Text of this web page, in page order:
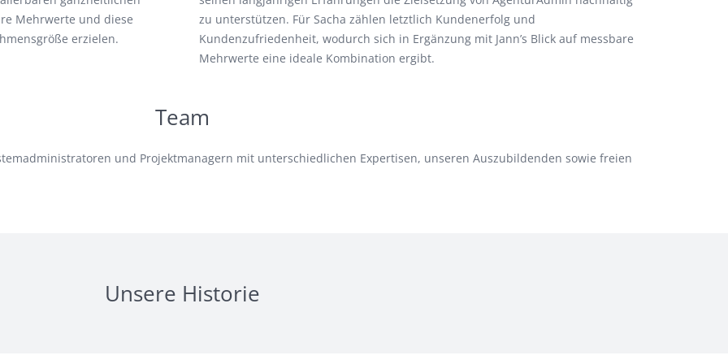
Mehrwerte und diese
erzielen.
zu unterstützen. Für Sacha zählen letztlich Kundenerfolg und
Kundenzufriedenheit, wodurch sich in Ergänzung mit Jann’s Blick auf messbare
Mehrwerte eine ideale Kombination ergibt.
Team
und Projektmanagern mit unterschiedlichen Expertisen, unseren Auszubildenden sowie freien
Unsere Historie